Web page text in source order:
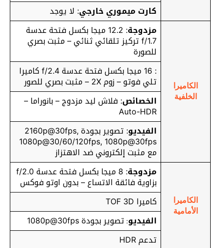
كارت ميموري خارجي: لا يوجد
الكاميرا
الخلفية
مزدوجة : 12.2 ميجا بكسل فتحة عدسة
f/1.7 تركيز تلقائي ثنائي – مثبت بصري
للصورة
: 16 ميجا بكسل فتحة عدسة f/2.4 كاميرا
تلي فوتو – زوم 2X – مثبت بصري للصور
الخصائص: فلاش ليد مزدوج – بانوراما –
Auto-HDR
الفيديو
: تصوير بجودة 2160p@30fps,
1080p@30/60/120fps, 1080p@30fps
مع مثبت إلكتروني ضد الاهتزاز
الكاميرا
الأمامية
مزدوجة : 8 ميجا بكسل فتحة عدسة f/2.0
بزاوية فائقة الاتساع – بدون اوتو فوكس
كاميرا TOF 3D
الفيديو: تصوير بجودة 1080p@30fps
تدعم HDR